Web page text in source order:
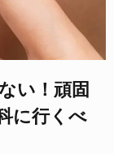
い！頑固
に行くべ